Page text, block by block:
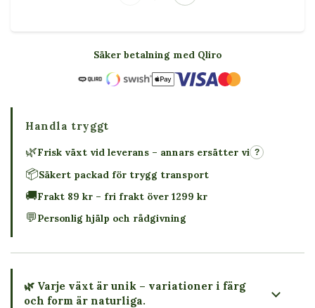
Säker betalning med Qliro
Handla tryggt
🌿Frisk växt vid leverans – annars ersätter vi ?
📦Säkert packad för trygg transport
🚚Frakt 89 kr – fri frakt över 1299 kr
💬Personlig hjälp och rådgivning
🌿 Varje växt är unik – variationer i färg
och form är naturliga.